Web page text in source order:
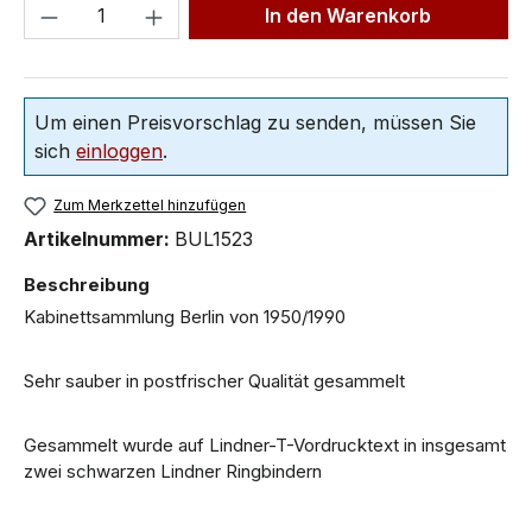
In den Warenkorb
Um einen Preisvorschlag zu senden, müssen Sie
sich einloggen.
Zum Merkzettel hinzufügen
Artikelnummer: BUL1523
Beschreibung
Kabinettsammlung Berlin von 1950/1990
Sehr sauber in postfrischer Qualität gesammelt
Gesammelt wurde auf Lindner-T-Vordrucktext in insgesamt
zwei schwarzen Lindner Ringbindern